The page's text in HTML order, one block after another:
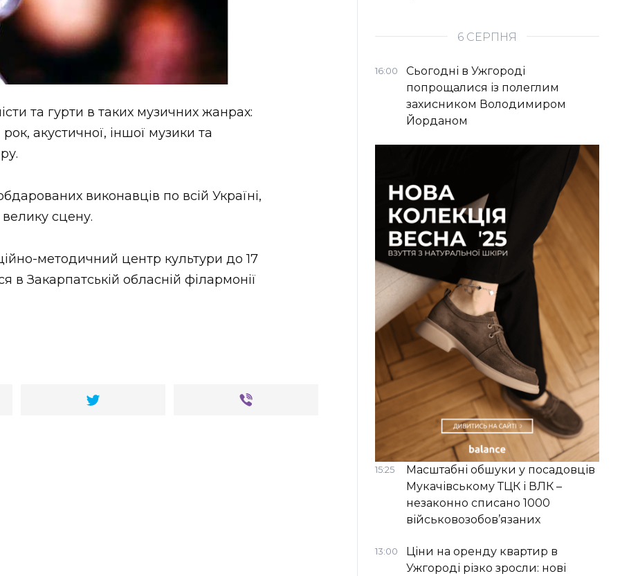
та гурти в таких музичних жанрах:
акустичної, іншої музики та
виконавців по всій Україні,
велику сцену.
методичний центр культури до 17
в Закарпатській обласній філармонії
6 СЕРПНЯ
16:00
Сьогодні в Ужгороді
попрощалися із полеглим
захисником Володимиром
Йорданом
15:25
Масштабні обшуки у посадовців
Мукачівському ТЦК і ВЛК –
незаконно списано 1000
військовозобов’язаних
13:00
Ціни на оренду квартир в
Ужгороді різко зросли: нові